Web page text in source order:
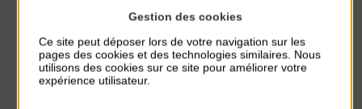
Réveil musculaire
du 3 Août au 7 Août
Gestion des cookies
Ce site peut déposer lors de votre navigation sur les
pages des cookies et des technologies similaires. Nous
utilisons des cookies sur ce site pour améliorer votre
expérience utilisateur.